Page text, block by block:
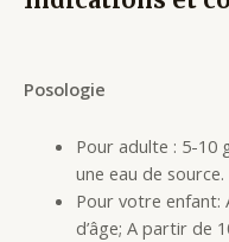
Posologie
Pour adulte : 5-10
une eau de
Pour votre enfant:
d’âge; A partir de